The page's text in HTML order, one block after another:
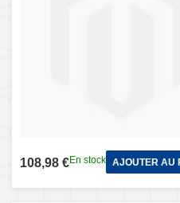
108,98 €En stock AJOUTER AU